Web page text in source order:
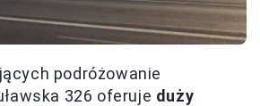
podróżowanie
326 oferuje duży